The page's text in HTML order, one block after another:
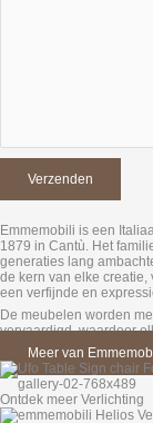
Emmemobili is een
1879 in Cantù. Het
generaties lang
de kern van elke creatie,
een verfijnde en
De meubelen worden
vervaardigd, waardoor
Meer van
Ontdek meer Verlichting